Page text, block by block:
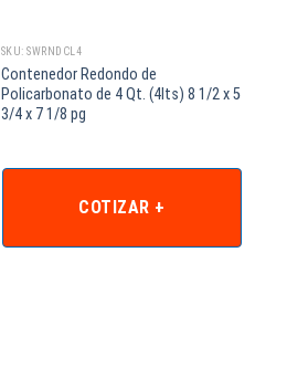
SKU: SWRNDCL4
Contenedor Redondo de
Policarbonato de 4 Qt. (4lts) 8 1/2 x 5
3/4 x 7 1/8 pg
COTIZAR +